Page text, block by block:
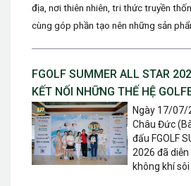
địa, nơi thiên nhiên, tri thức truyền
cùng góp phần tạo nên những sản
FGOLF SUMMER ALL STAR
KẾT NỐI NHỮNG THẾ HỆ
ĐƯỢC TIẾP NỐI VÀ TỎA SÁNG
Ngày 17/07/
Châu Đức
đấu FGOLF
2026 đã
không khí